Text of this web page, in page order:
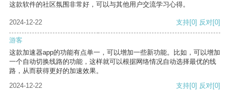
这款软件的社区氛围非常好，可以与其他用户交流学习心得。
2024-12-22 支持[0] 反对[0]
游客
这款加速器app的功能有点单一，可以增加一些新功能。比如，可以增加
一个自动切换线路的功能，这样就可以根据网络情况自动选择最优的线
路，从而获得更好的加速效果。
2024-12-22
支持[0] 反对[0]